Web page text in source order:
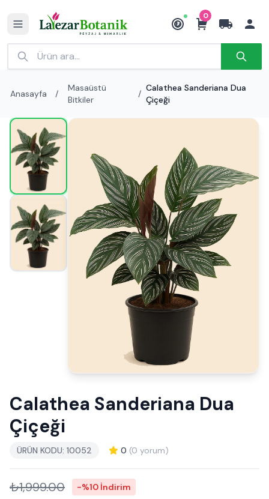
₺
0
Anasayfa /
Masaüstü
Bitkiler
/
Calathea Sanderiana Dua
Çiçeği
Calathea Sanderiana Dua
Çiçeği
ÜRÜN KODU: 10052 0 (0 yorum)
₺1,999.00 -%10 İndirim